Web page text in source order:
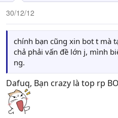
PINEncryptKey
0x04FA43E3, 0x0179B6C8,
0x08CB9ED9
30/12/12
chính bạn cũng xin bot t mà
chả phải vấn đề lớn j, mình
ng.
Dafuq, Bạn crazy là top rp